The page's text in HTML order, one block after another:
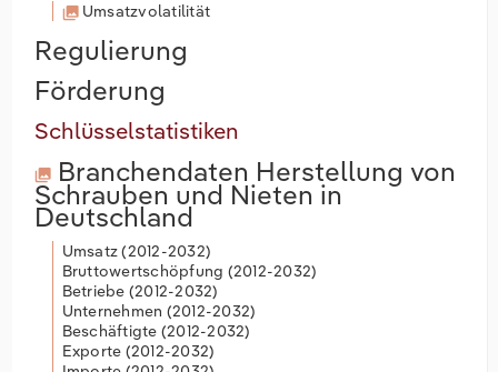
Umsatzvolatilität
Regulierung
Förderung
Schlüsselstatistiken
Branchendaten Herstellung von
Schrauben und Nieten in
Deutschland
Umsatz (2012-2032)
Bruttowertschöpfung (2012-2032)
Betriebe (2012-2032)
Unternehmen (2012-2032)
Beschäftigte (2012-2032)
Exporte (2012-2032)